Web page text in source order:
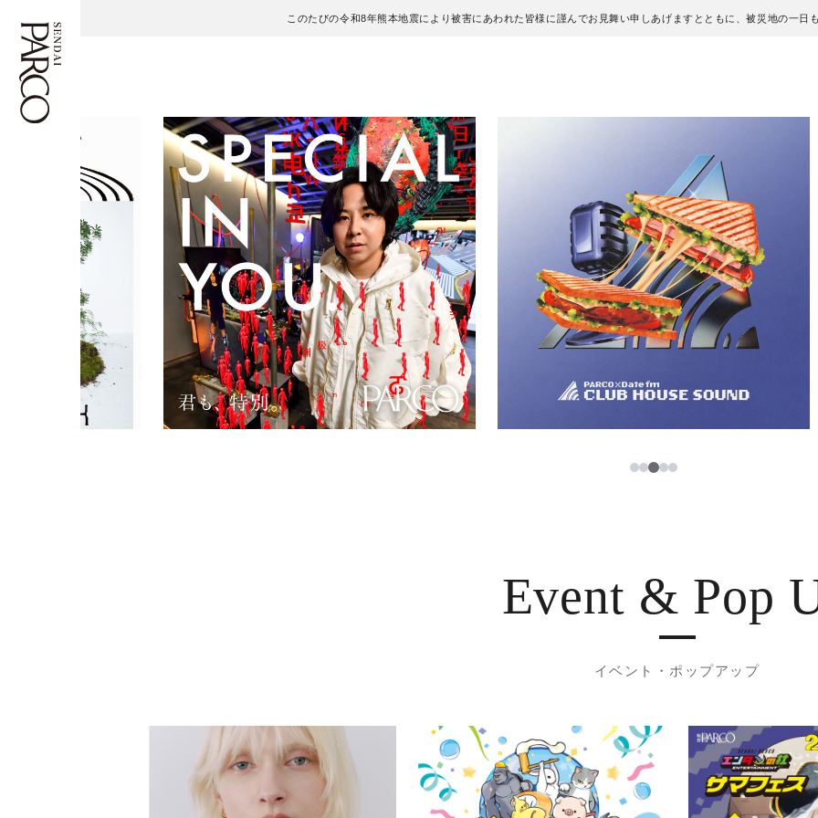
このたびの令和8年熊本地震により被害にあわれた皆様に謹んでお見舞い申しあげますとともに、被災地の一日
フロアガイド
施設案内・アクセス
イベント・ポップアップ
レストラン・カフェ
TAX FREE
PARCOメンバーズ
繁体字
簡体字
ภาษาไทย
日本語
12345
Event & Pop
イベント・ポップアップ